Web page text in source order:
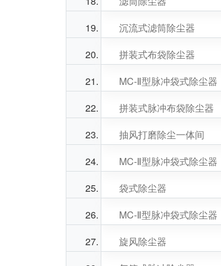
沉流式滤筒除尘器
拼装式布袋除尘器
MC-Ⅱ型脉冲袋式除尘器
拼装式脉冲布袋除尘器
抽风打磨除尘一体间
MC-Ⅱ型脉冲袋式除尘器
袋式除尘器
MC-Ⅱ型脉冲袋式除尘器
旋风除尘器